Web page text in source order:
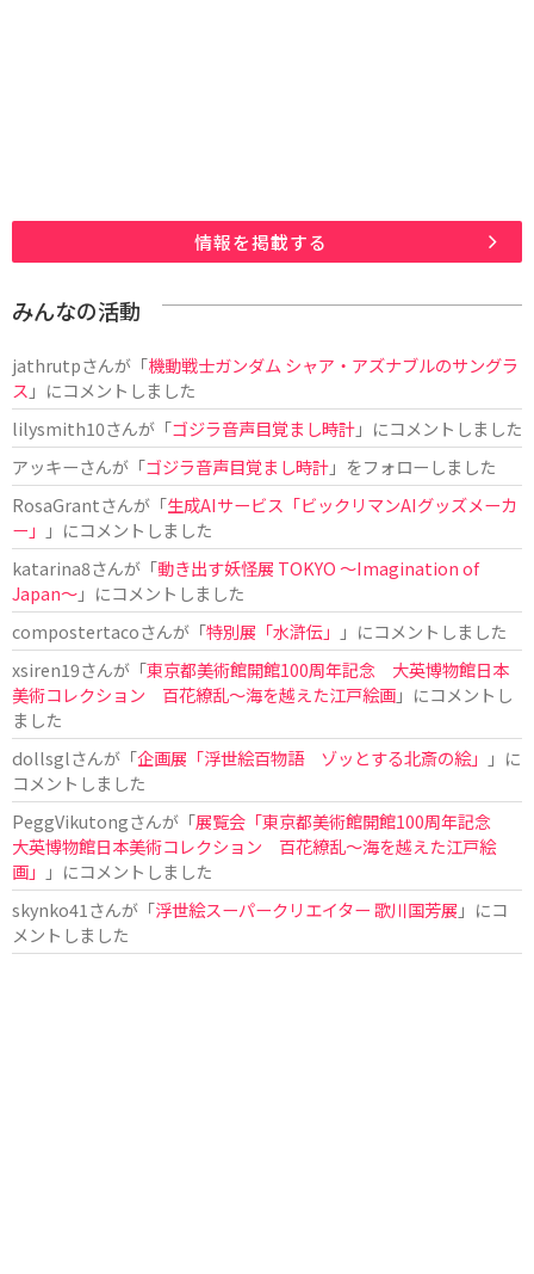
情報を掲載する
みんなの活動
jathrutpさんが「機動戦士ガンダム シャア・アズナブルのサングラ
ス 」にコメントしました
lilysmith10さんが「ゴジラ音声目覚まし時計」にコメントしました
アッキーさんが「ゴジラ音声目覚まし時計」をフォローしました
RosaGrantさんが「生成AIサービス「ビックリマンAIグッズメーカ
ー」
」にコメントしました
katarina8さんが「動き出す妖怪展 TOKYO 〜Imagination of
Japan〜」にコメントしました
compostertacoさんが「特別展「水滸伝」
」にコメントしました
xsiren19さんが「東京都美術館開館100周年記念 大英博物館日本
美術コレクション 百花繚乱～海を越えた江戸絵画」にコメントし
ました
dollsglさんが「企画展「浮世絵百物語 ゾッとする北斎の絵」
」に
コメントしました
PeggVikutongさんが「展覧会「東京都美術館開館100周年記念
大英博物館日本美術コレクション 百花繚乱〜海を越えた江戸絵
画」
」にコメントしました
skynko41さんが「浮世絵スーパークリエイター 歌川国芳展 」にコ
メントしました